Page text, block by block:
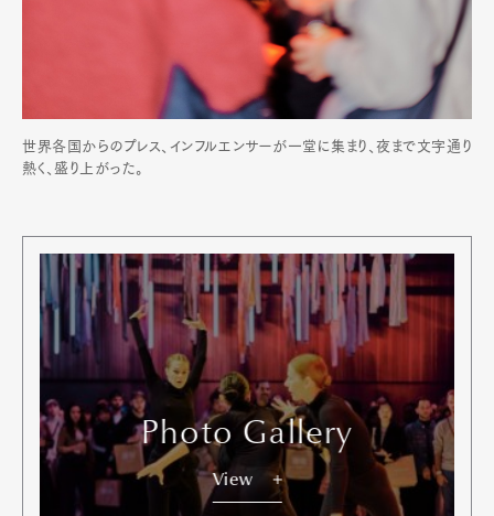
世界各国からのプレス、インフルエンサーが一堂に集まり、夜まで文字通り
熱く、盛り上がった。
Photo Gallery
View